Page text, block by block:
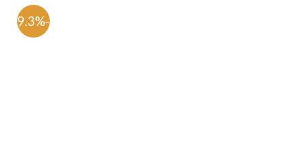
-59.3%